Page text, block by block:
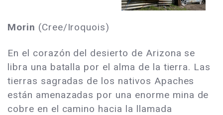
Morin (Cree/Iroquois)
En el corazón del desierto de Arizona se
libra una batalla por el alma de la tierra. Las
tierras sagradas de los nativos Apaches
están amenazadas por una enorme mina de
cobre en el camino hacia la llamada